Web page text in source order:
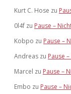
Kurt C. Hose zu
0l4f zu Pause –
Kobpo zu Pause –
Andreas zu Pause
Marcel zu Pause –
Embo zu Pause –